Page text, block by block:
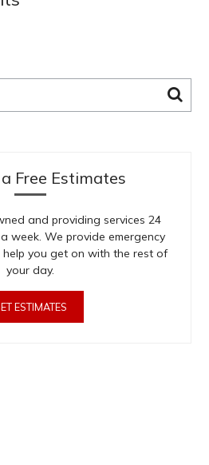
Free Estimates
and providing services 24
week. We provide emergency
help you get on with the rest of
your day.
ESTIMATES